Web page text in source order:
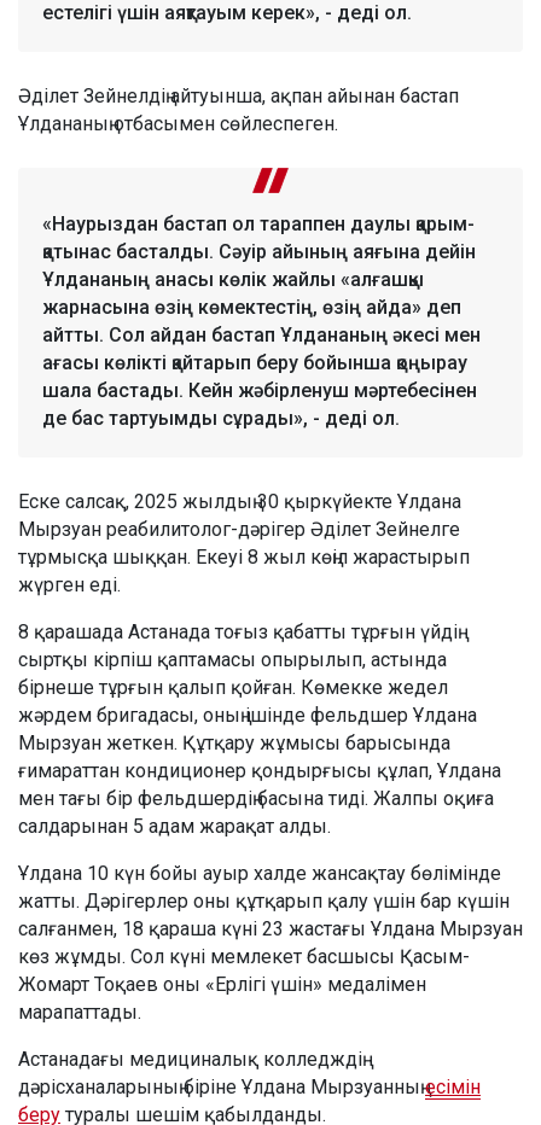
естелігі үшін аяқтауым керек», - деді ол.
Әділет Зейнелдің айтуынша, ақпан айынан бастап
Ұлдананың отбасымен сөйлеспеген.
«Наурыздан бастап ол тараппен даулы қарым-
қатынас басталды. Сәуір айының аяғына дейін
Ұлдананың анасы көлік жайлы «алғашқы
жарнасына өзің көмектестің, өзің айда» деп
айтты. Сол айдан бастап Ұлдананың әкесі мен
ағасы көлікті қайтарып беру бойынша қоңырау
шала бастады. Кейн жәбірленуш мәртебесінен
де бас тартуымды сұрады», - деді ол.
Еске салсақ, 2025 жылдың 30 қыркүйекте Ұлдана
Мырзуан реабилитолог-дәрігер Әділет Зейнелге
тұрмысқа шыққан. Екеуі 8 жыл көңіл жарастырып
жүрген еді.
8 қарашада Астанада тоғыз қабатты тұрғын үйдің
сыртқы кірпіш қаптамасы опырылып, астында
бірнеше тұрғын қалып қойған. Көмекке жедел
жәрдем бригадасы, оның ішінде фельдшер Ұлдана
Мырзуан жеткен. Құтқару жұмысы барысында
ғимараттан кондиционер қондырғысы құлап, Ұлдана
мен тағы бір фельдшердің басына тиді. Жалпы оқиға
салдарынан 5 адам жарақат алды.
Ұлдана 10 күн бойы ауыр халде жансақтау бөлімінде
жатты. Дәрігерлер оны құтқарып қалу үшін бар күшін
салғанмен, 18 қараша күні 23 жастағы Ұлдана Мырзуан
көз жұмды. Сол күні мемлекет басшысы Қасым-
Жомарт Тоқаев оны «Ерлігі үшін» медалімен
марапаттады.
Астанадағы медициналық колледждің
дәрісханаларының біріне Ұлдана Мырзуанныңесімін
беру туралы шешім қабылданды.